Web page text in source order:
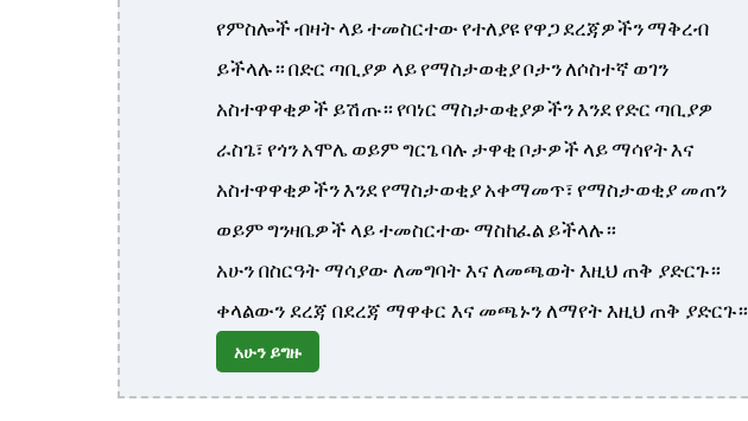
የምስሎች ብዛት ላይ ተመስርተው የተለያዩ የዋጋ ደረጃዎችን ማቅረብ
ይችላሉ። በድር ጣቢያዎ ላይ የማስታወቂያ ቦታን ለሶስተኛ ወገን
አስተዋዋቂዎች ይሽጡ። የባነር ማስታወቂያዎችን እንደ የድር ጣቢያዎ
ራስጌ፣ የጎን አሞሌ ወይም ግርጌ ባሉ ታዋቂ ቦታዎች ላይ ማሳየት እና
አስተዋዋቂዎችን እንደ የማስታወቂያ አቀማመጥ፣ የማስታወቂያ መጠን
ወይም ግንዛቤዎች ላይ ተመስርተው ማስከፈል ይችላሉ።
አሁን በስርዓት ማሳያው ለመግባት እና ለመጫወት እዚህ ጠቅ ያድርጉ።
ቀላልውን ደረጃ በደረጃ ማዋቀር እና መጫኑን ለማየት እዚህ ጠቅ ያድርጉ።
አሁን ይግዙ